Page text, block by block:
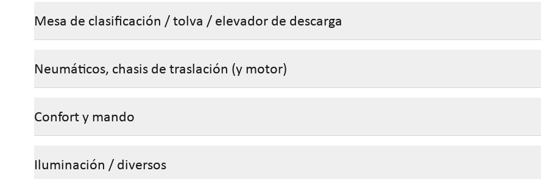
Mesa de clasificación / tolva / elevador de descarga
Neumáticos, chasis de traslación (y motor)
Confort y mando
Iluminación / diversos